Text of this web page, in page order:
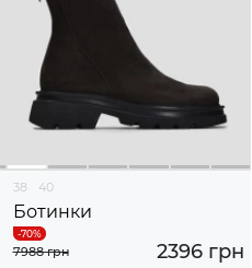
38 40
Ботинки
2396 грн
7988 грн